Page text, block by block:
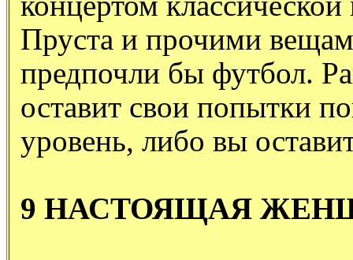
Пруста и прочими
предпочли бы футбол.
оставит свои попытки
уровень, либо вы
9 НАСТОЯЩАЯ